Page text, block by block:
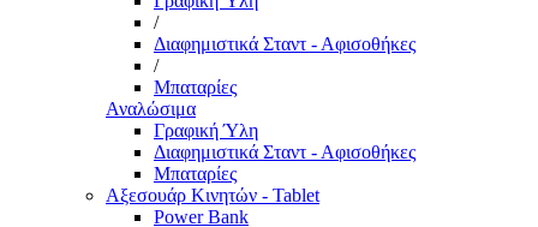
/
Διαφημιστικά Σταντ - Αφισοθήκες
/
Μπαταρίες
Αναλώσιμα
Γραφική Ύλη
Διαφημιστικά Σταντ - Αφισοθήκες
Μπαταρίες
Αξεσουάρ Κινητών - Tablet
Power Bank